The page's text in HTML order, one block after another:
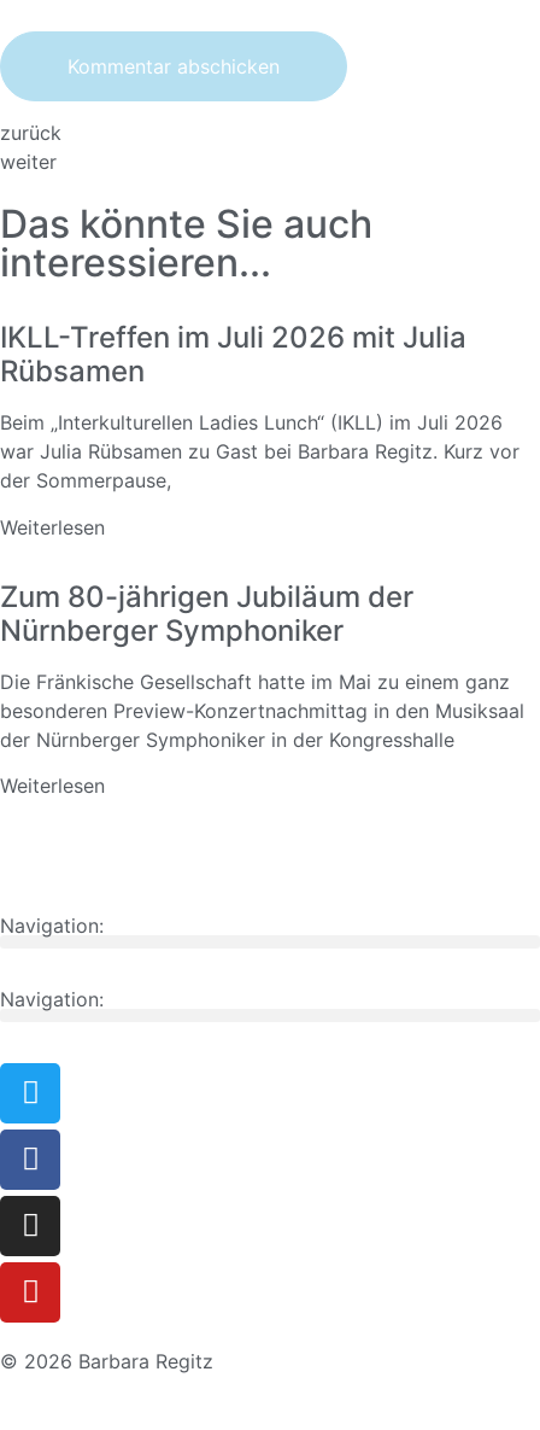
zurück
weiter
Das könnte Sie auch
interessieren...
IKLL-Treffen im Juli 2026 mit Julia
Rübsamen
Beim „Interkulturellen Ladies Lunch“ (IKLL) im Juli 2026
war Julia Rübsamen zu Gast bei Barbara Regitz. Kurz vor
der Sommerpause,
Weiterlesen
Zum 80-jährigen Jubiläum der
Nürnberger Symphoniker
Die Fränkische Gesellschaft hatte im Mai zu einem ganz
besonderen Preview-Konzertnachmittag in den Musiksaal
der Nürnberger Symphoniker in der Kongresshalle
Weiterlesen
Navigation:
Navigation:
© 2026 Barbara Regitz